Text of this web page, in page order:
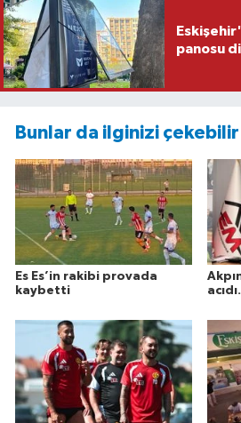
panosu
Bunlar da ilginizi çekebilir
Es Es’in rakibi provada
kaybetti